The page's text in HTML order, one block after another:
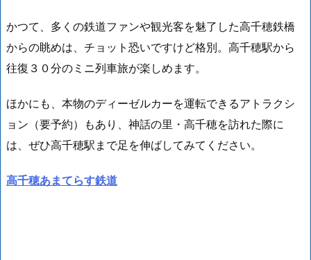
かつて、多くの鉄道ファンや観光客を魅了した高千穂鉄橋
からの眺めは、チョット恐いですけど格別。高千穂駅から
往復３０分のミニ列車旅が楽しめます。
ほかにも、 本物のディーゼルカーを運転できるアトラクシ
ョン（要予約） もあり、神話の里・高千穂を訪れた際に
は、ぜひ高千穂駅まで足を伸ばしてみてください。
高千穂あまてらす鉄道